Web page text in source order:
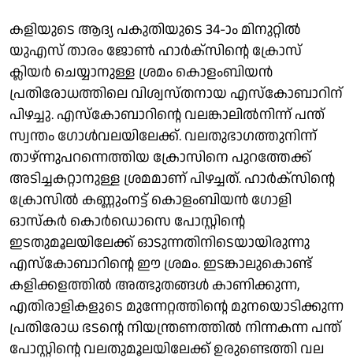
കളിയുടെ ആദ്യ പകുതിയുടെ 34-ാം മിനുറ്റില്‍
യുഎസ് താരം ജോണ്‍ ഹാര്‍ക്‌സിന്റെ ക്രോസ്
ക്ലിയര്‍ ചെയ്യാനുള്ള ശ്രമം കൊളംബിയന്‍
പ്രതിരോധത്തിലെ വിശ്വസ്തനായ എസ്കോബാറിന്
പിഴച്ചു. എസ്കോബാറിന്റെ വലങ്കാലില്‍നിന്ന് പന്ത്
സ്വന്തം ഗോള്‍വലയിലേക്ക്. വലതുഭാഗത്തുനിന്ന്
താഴ്ന്നുപറന്നെത്തിയ ക്രോസിനെ പുറത്തേക്ക്
അടിച്ചകറ്റാനുള്ള ശ്രമമാണ് പിഴച്ചത്. ഹാര്‍ക്‌സിന്റെ
ക്രോസില്‍ കണ്ണുംനട്ട് കൊളംബിയന്‍ ഗോളി
ഓസ്കര്‍ കൊര്‍ഡൊസെ പോസ്റ്റിന്റെ
ഇടതുമൂലയിലേക്ക് ഓടുന്നതിനിടെയായിരുന്നു
എസ്കോബാറിന്റെ ഈ ശ്രമം. ഇടങ്കാലുകൊണ്ട്
കളിക്കളത്തില്‍ അത്ഭുതങ്ങള്‍ കാണിക്കുന്ന,
എതിരാളികളുടെ മുന്നേറ്റത്തിന്റെ മുനയൊടിക്കുന്ന
പ്രതിരോധ ഭടന്റെ നിയന്ത്രണത്തില്‍ നിന്നകന്ന പന്ത്
പോസ്റ്റിന്റെ വലതുമൂലയിലേക്ക് ഉരുണ്ടെത്തി വല